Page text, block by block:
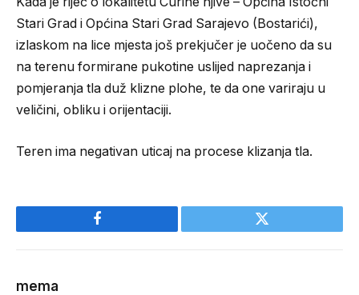
Stari Grad i Općina Stari Grad Sarajevo (Bostarići),
izlaskom na lice mjesta još prekjučer je uočeno da su
na terenu formirane pukotine uslijed naprezanja i
pomjeranja tla duž klizne plohe, te da one variraju u
veličini, obliku i orijentaciji.
Teren ima negativan uticaj na procese klizanja tla.
Facebook Twitter
mema